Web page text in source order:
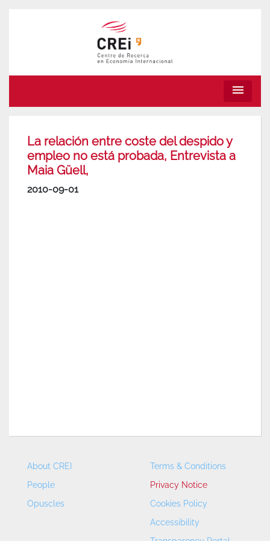
menu
La relación entre coste del despido y
empleo no está probada, Entrevista a
Maia Güell,
2010-09-01
About CREI
People
Opuscles
Terms & Conditions
Privacy Notice
Cookies Policy
Accessibility